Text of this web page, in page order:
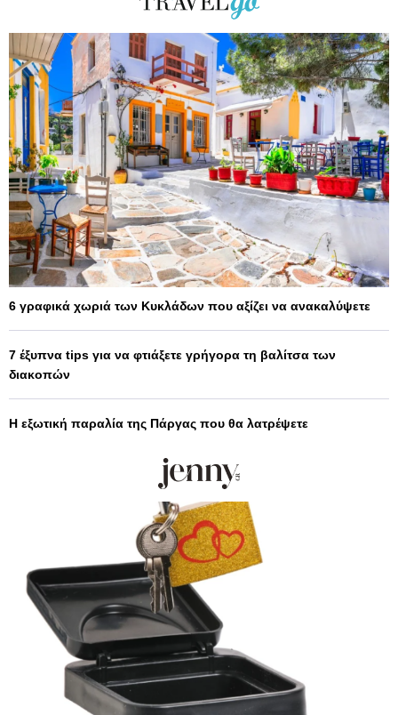
6 γραφικά χωριά των Κυκλάδων που αξίζει να ανακαλύψετε
7 έξυπνα tips για να φτιάξετε γρήγορα τη βαλίτσα των
διακοπών
Η εξωτική παραλία της Πάργας που θα λατρέψετε